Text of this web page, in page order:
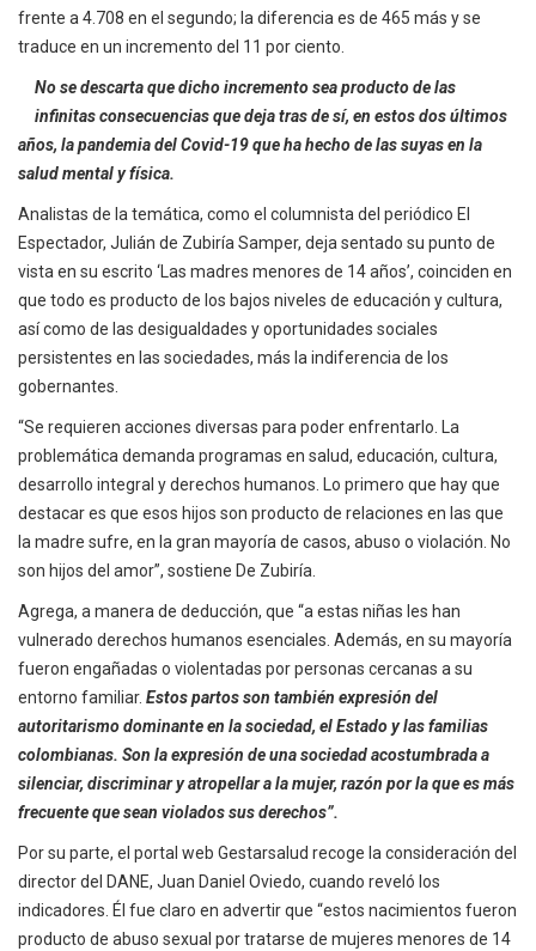
frente a 4.708 en el segundo; la diferencia es de 465 más y se
traduce en un incremento del 11 por ciento.
No se descarta que dicho incremento sea producto de las
infinitas consecuencias que deja tras de sí, en estos dos últimos
años, la pandemia del Covid-19 que ha hecho de las suyas en la
salud mental y física.
Analistas de la temática, como el columnista del periódico El
Espectador, Julián de Zubiría Samper, deja sentado su punto de
vista en su escrito ‘Las madres menores de 14 años’, coinciden en
que todo es producto de los bajos niveles de educación y cultura,
así como de las desigualdades y oportunidades sociales
persistentes en las sociedades, más la indiferencia de los
gobernantes.
“Se requieren acciones diversas para poder enfrentarlo. La
problemática demanda programas en salud, educación, cultura,
desarrollo integral y derechos humanos. Lo primero que hay que
destacar es que esos hijos son producto de relaciones en las que
la madre sufre, en la gran mayoría de casos, abuso o violación. No
son hijos del amor”, sostiene De Zubiría.
Agrega, a manera de deducción, que “a estas niñas les han
vulnerado derechos humanos esenciales. Además, en su mayoría
fueron engañadas o violentadas por personas cercanas a su
entorno familiar. Estos partos son también expresión del
autoritarismo dominante en la sociedad, el Estado y las familias
colombianas. Son la expresión de una sociedad acostumbrada a
silenciar, discriminar y atropellar a la mujer, razón por la que es más
frecuente que sean violados sus derechos”.
Por su parte, el portal web Gestarsalud recoge la consideración del
director del DANE, Juan Daniel Oviedo, cuando reveló los
indicadores. Él fue claro en advertir que “estos nacimientos fueron
producto de abuso sexual por tratarse de mujeres menores de 14